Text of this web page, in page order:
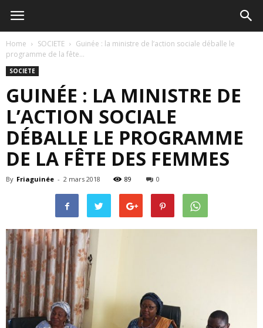
Home SOCIETE
Guinée : la ministre de l’action sociale déballe le
programme de la fête...
SOCIETE
GUINÉE : LA MINISTRE DE
L’ACTION SOCIALE
DÉBALLE LE PROGRAMME
DE LA FÊTE DES FEMMES
By Friaguinée - 2 mars 2018 89 0